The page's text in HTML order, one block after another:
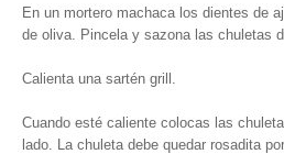
En un mortero machaca los dientes de
de oliva. Pincela y sazona las chuletas
Calienta una sartén grill.
Cuando esté caliente colocas las
lado. La chuleta debe quedar rosadita